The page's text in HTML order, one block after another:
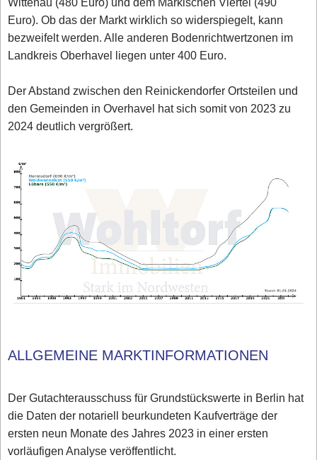
Euro). Ob das der Markt wirklich so widerspiegelt, kann
bezweifelt werden. Alle anderen Bodenrichtwertzonen im
Landkreis Oberhavel liegen unter 400 Euro.
Der Abstand zwischen den Reinickendorfer Ortsteilen und
den Gemeinden in Overhavel hat sich somit von 2023 zu
2024 deutlich vergrößert.
ALLGEMEINE MARKTINFORMATIONEN
Der Gutachterausschuss für Grundstückswerte in Berlin hat
die Daten der notariell beurkundeten Kaufverträge der
ersten neun Monate des Jahres 2023 in einer ersten
vorläufigen Analyse veröffentlicht.